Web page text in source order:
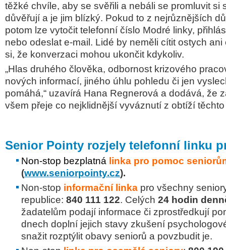
těžké chvíle, aby se svěřili a nebáli se promluvit si
důvěřují a je jim blízký. Pokud to z nejrůznějších
potom lze vytočit telefonní číslo Modré linky,
nebo odeslat e-mail. Lidé by neměli cítit ostych
si, že konverzaci mohou ukončit kdykoliv.
„Hlas druhého člověka, odbornost krizového
nových informací, jiného úhlu pohledu či jen
pomáhá,“ uzavírá Hana Regnerová a dodává, že
všem přeje co nejklidnější vyváznutí z obtíží
Senior Pointy rozjely telefonní linku
Non-stop bezplatná linka pro pomoc
(www.seniorpointy.cz).
Non-stop informační linka pro všechny
republice: 840 111 122. Celých 24 hodin
žadatelům podají informace či zprostředkují
dnech doplní jejich stavy zkušení
snažit rozptýlit obavy seniorů a povzbudit je.